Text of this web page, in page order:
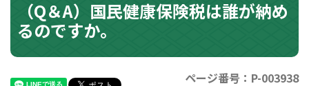
（Q＆A）国民健康保険税は誰が納め
るのですか。
ページ番号：P-003938